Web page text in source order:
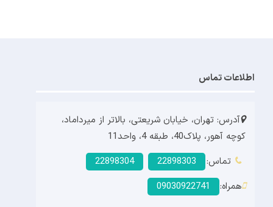
اطلاعات تماس
آدرس: تهران، خیابان شریعتی، بالاتر از میرداماد،
کوچه آهور، پلاک40، طبقه 4، واحد11
تماس:
22898303
22898304
همراه:
09030922741